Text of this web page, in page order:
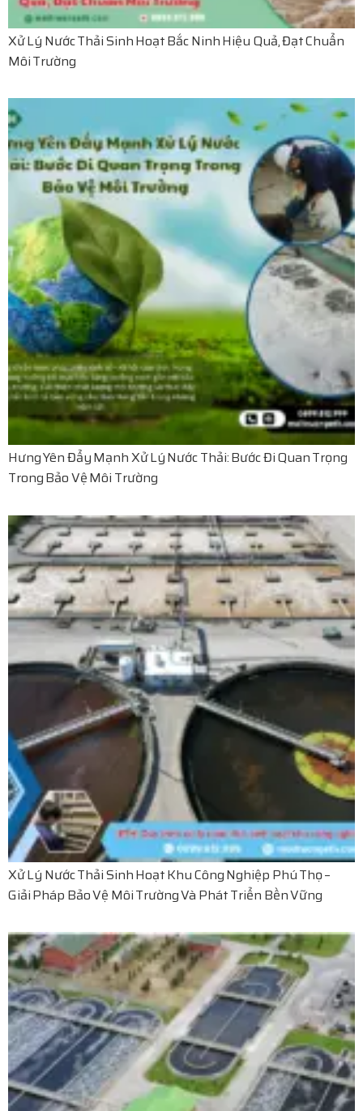
Xử Lý Nước Thải Sinh Hoạt Bắc Ninh Hiệu Quả, Đạt Chuẩn
Môi Trường
Hưng Yên Đẩy Mạnh Xử Lý Nước Thải: Bước Đi Quan Trọng
Trong Bảo Vệ Môi Trường
Xử Lý Nước Thải Sinh Hoạt Khu Công Nghiệp Phú Thọ –
Giải Pháp Bảo Vệ Môi Trường Và Phát Triển Bền Vững